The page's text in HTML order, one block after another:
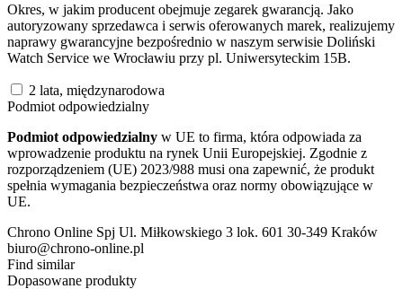
Okres, w jakim producent obejmuje zegarek gwarancją. Jako
autoryzowany sprzedawca i serwis oferowanych marek, realizujemy
naprawy gwarancyjne bezpośrednio w naszym serwisie Doliński
Watch Service we Wrocławiu przy pl. Uniwersyteckim 15B.
2 lata, międzynarodowa
Podmiot odpowiedzialny
Podmiot odpowiedzialny w UE to firma, która odpowiada za
wprowadzenie produktu na rynek Unii Europejskiej. Zgodnie z
rozporządzeniem (UE) 2023/988 musi ona zapewnić, że produkt
spełnia wymagania bezpieczeństwa oraz normy obowiązujące w
UE.
Chrono Online Spj Ul. Miłkowskiego 3 lok. 601 30-349 Kraków
biuro@chrono-online.pl
Find similar
Dopasowane produkty